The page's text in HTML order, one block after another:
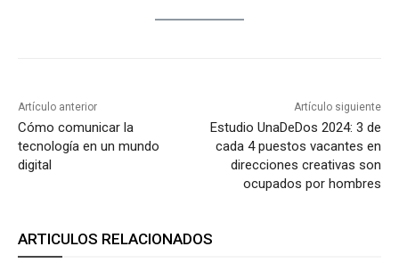
Artículo anterior
Cómo comunicar la
tecnología en un mundo
digital
Artículo siguiente
Estudio UnaDeDos 2024: 3 de
cada 4 puestos vacantes en
direcciones creativas son
ocupados por hombres
ARTICULOS RELACIONADOS